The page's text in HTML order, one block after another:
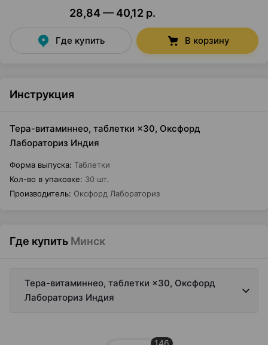
28,84 — 40,12 р.
Где купить В корзину
Инструкция
Тера-витаминнео, таблетки ×30, Оксфорд
Лабораториз Индия
Форма выпуска: Таблетки
Кол-во в упаковке: 30 шт.
Производитель: Оксфорд Лабораториз
Где купить Минск
Тера-витаминнео, таблетки ×30, Оксфорд
Лабораториз Индия
146